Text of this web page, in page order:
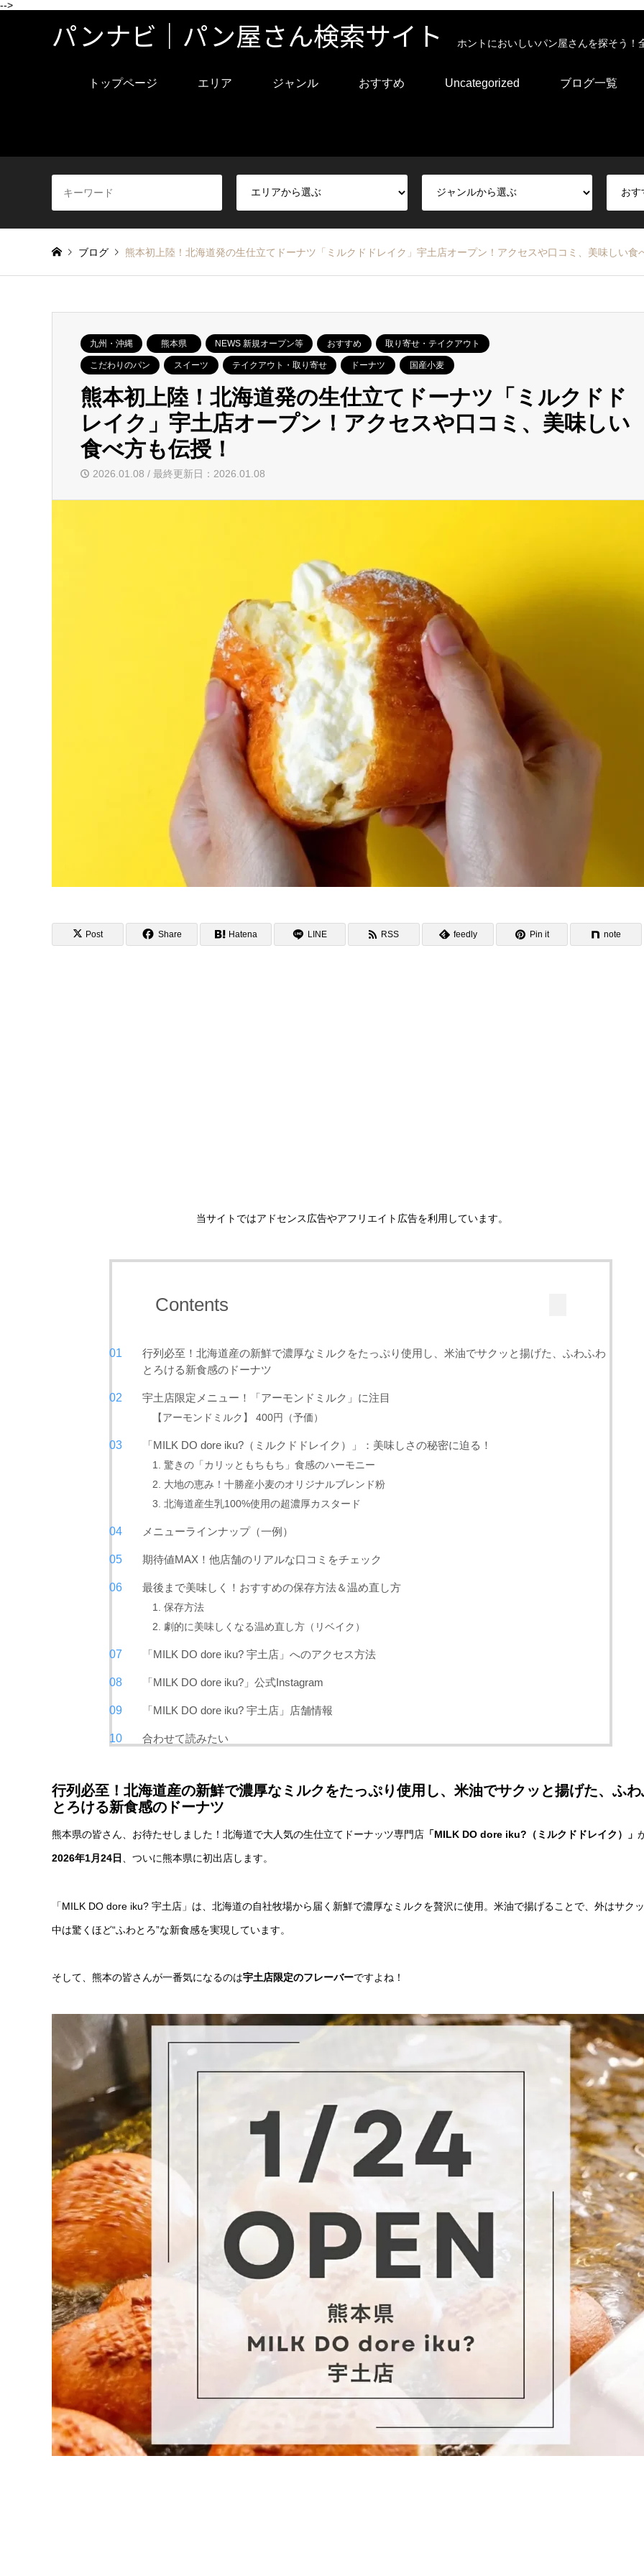
-->
パンナビ｜パン屋さん検索サイト ホントにおいしいパン屋さんを探そう
トップページ エリア ジャンル おすすめ Uncategorized ブログ一覧
ブログ 熊本初上陸！北海道発の生仕立てドーナツ「ミルクドドレイク」宇土店オープン！アクセスや口コミ、美味しい食
九州・沖縄 熊本県 NEWS 新規オープン等 おすすめ 取り寄せ・テイクアウト
こだわりのパン スイーツ テイクアウト・取り寄せ ドーナツ 国産小麦
熊本初上陸！北海道発の生仕立てドーナツ「ミルクドド
レイク」宇土店オープン！アクセスや口コミ、美味しい
食べ方も伝授！
2026.01.08 / 最終更新日：2026.01.08
Post Share Hatena LINE RSS feedly Pin it note
当サイトではアドセンス広告やアフリエイト広告を利用しています。
Contents
行列必至！北海道産の新鮮で濃厚なミルクをたっぷり使用し、米油でサクッと揚げた、ふわふわ
とろける新食感のドーナツ
宇土店限定メニュー！「アーモンドミルク」に注目
【アーモンドミルク】 400円（予価）
「MILK DO dore iku?（ミルクドドレイク）」：美味しさの秘密に迫る！
1. 驚きの「カリッともちもち」食感のハーモニー
2. 大地の恵み！十勝産小麦のオリジナルブレンド粉
3. 北海道産生乳100%使用の超濃厚カスタード
メニューラインナップ（一例）
期待値MAX！他店舗のリアルな口コミをチェック
最後まで美味しく！おすすめの保存方法＆温め直し方
1. 保存方法
2. 劇的に美味しくなる温め直し方（リベイク）
「MILK DO dore iku? 宇土店」へのアクセス方法
「MILK DO dore iku?」公式Instagram
「MILK DO dore iku? 宇土店」店舗情報
合わせて読みたい
行列必至！北海道産の新鮮で濃厚なミルクをたっぷり使用し、米油でサクッと揚げた、ふ
とろける新食感のドーナツ
熊本県の皆さん、お待たせしました！北海道で大人気の生仕立てドーナッツ専門店 「MILK DO dore iku?（ミルクドドレイク）」
2026年1月24日 、ついに熊本県に初出店します。
「MILK DO dore iku? 宇土店」は、北海道の自社牧場から届く新鮮で濃厚なミルクを贅沢に使用。米油で揚げることで、外はサク
中は驚くほど“ふわとろ”な新食感を実現しています。
そして、熊本の皆さんが一番気になるのは宇土店限定のフレーバーですよね！